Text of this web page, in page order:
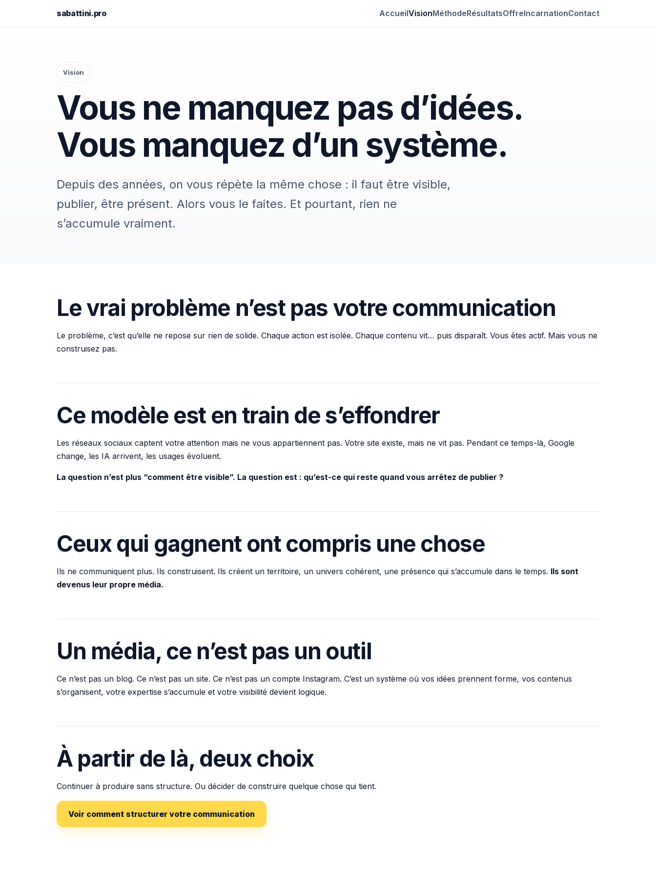
sabattini.pro AccueilVisionMéthodeRésultatsOffreIncarnationContact
Vision
Vous ne manquez pas d’idées.
Vous manquez d’un système.
Depuis des années, on vous répète la même chose : il faut être visible,
publier, être présent. Alors vous le faites. Et pourtant, rien ne
s’accumule vraiment.
Le vrai problème n’est pas votre communication
Le problème, c’est qu’elle ne repose sur rien de solide. Chaque action est isolée. Chaque contenu vit… puis disparaît. Vous êtes actif. Mais vous ne
construisez pas.
Ce modèle est en train de s’effondrer
Les réseaux sociaux captent votre attention mais ne vous appartiennent pas. Votre site existe, mais ne vit pas. Pendant ce temps-là, Google
change, les IA arrivent, les usages évoluent.
La question n’est plus “comment être visible”. La question est : qu’est-ce qui reste quand vous arrêtez de publier ?
Ceux qui gagnent ont compris une chose
Ils ne communiquent plus. Ils construisent. Ils créent un territoire, un univers cohérent, une présence qui s’accumule dans le temps. Ils sont
devenus leur propre média.
Un média, ce n’est pas un outil
Ce n’est pas un blog. Ce n’est pas un site. Ce n’est pas un compte Instagram. C’est un système où vos idées prennent forme, vos contenus
s’organisent, votre expertise s’accumule et votre visibilité devient logique.
À partir de là, deux choix
Continuer à produire sans structure. Ou décider de construire quelque chose qui tient.
Voir comment structurer votre communication